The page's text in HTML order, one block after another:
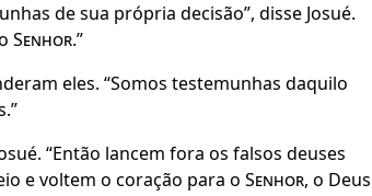
de sua própria decisão”, disse Josué.
Senhor.”
eles. “Somos testemunhas daquilo
“Então lancem fora os falsos deuses
e voltem o coração para o Senhor, o Deus